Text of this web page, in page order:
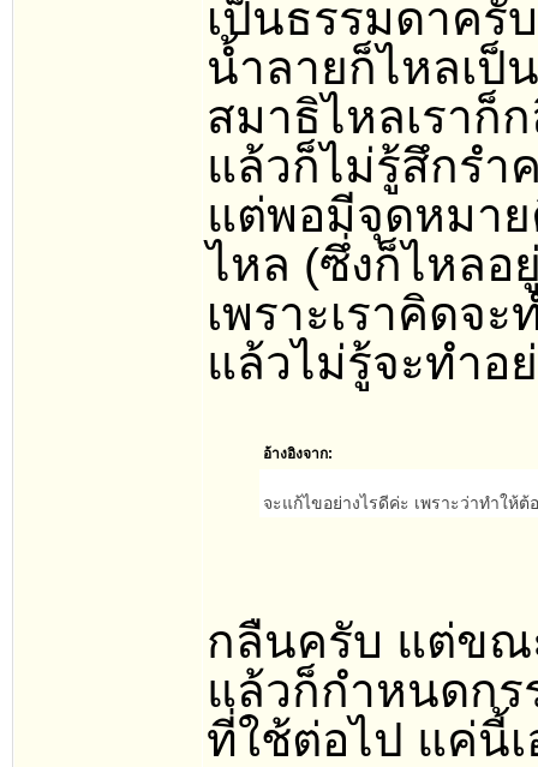
เป็นธรรมดาครั
น้ำลายก็ไหลเ
สมาธิไหลเราก็
แล้วก็ไม่รู้สึกรำ
แต่พอมีจุดหมา
ไหล (ซึ่งก็ไหลอ
เพราะเราคิดจ
แล้วไม่รู้จะทำอ
อ้างอิงจาก:
จะแก้ไขอย่างไรดีค่ะ เพราะว่าทำให้ต้
กลืนครับ แต่ขณ
แล้วก็กำหนดกร
ที่ใช้ต่อไป แค่นี้เ